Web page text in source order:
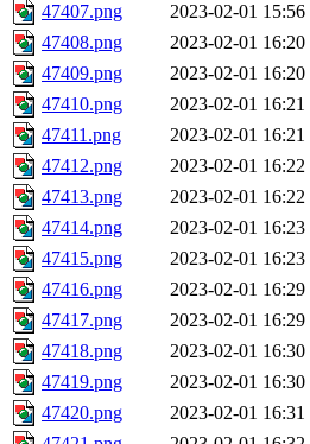
47407.png
2023-02-01 15:56
47408.png
2023-02-01 16:20
47409.png
2023-02-01 16:20
47410.png
2023-02-01 16:21
47411.png
2023-02-01 16:21
47412.png
2023-02-01 16:22
47413.png
2023-02-01 16:22
47414.png
2023-02-01 16:23
47415.png
2023-02-01 16:23
47416.png
2023-02-01 16:29
47417.png
2023-02-01 16:29
47418.png
2023-02-01 16:30
47419.png
2023-02-01 16:30
47420.png
2023-02-01 16:31